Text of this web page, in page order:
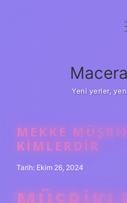
Yeni yerler,
MEKKE
KIMLERDIR
Tarih: Ekim 26, 2024